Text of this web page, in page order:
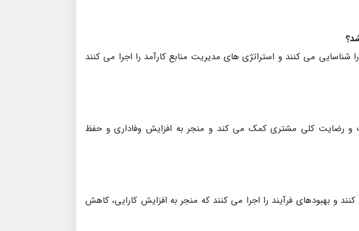
می کنند و استراتژی های مدیریت منابع کارآمد را اجرا می کنند
و رضایت کلی مشتری کمک می کند و منجر به افزایش وفاداری و حفظ
و بهبودهای فرآیند را اجرا می کنند که منجر به افزایش کارایی، کاهش